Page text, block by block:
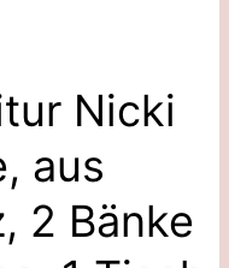
Nicki
aus
2 Bänke